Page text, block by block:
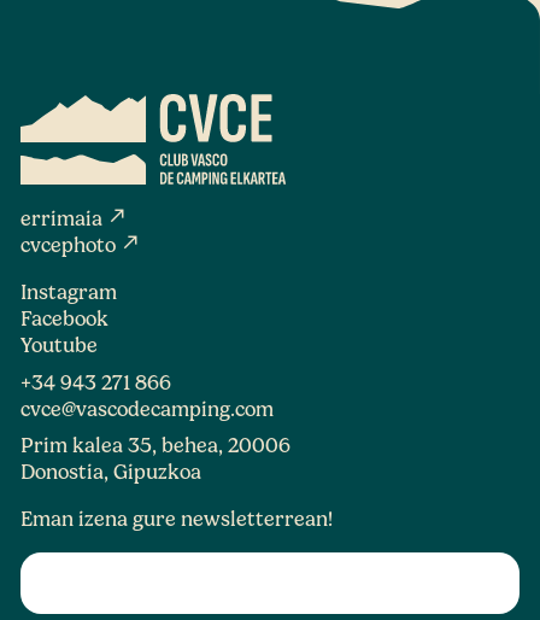
errimaia north_east
cvcephoto north_east
Instagram
Facebook
Youtube
+34 943 271 866
cvce@vascodecamping.com
Prim kalea 35, behea, 20006
Donostia, Gipuzkoa
Eman izena gure newsletterrean!